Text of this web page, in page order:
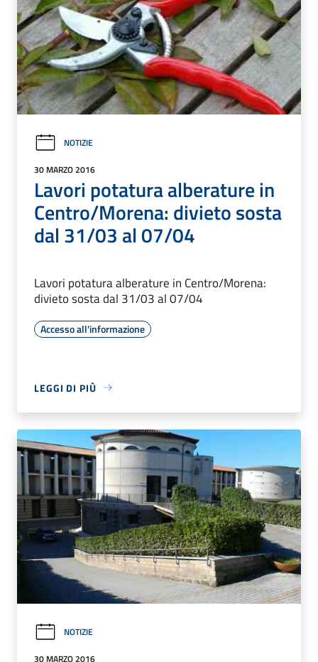
NOTIZIE
30 MARZO 2016
Lavori potatura alberature in
Centro/Morena: divieto sosta
dal 31/03 al 07/04
Lavori potatura alberature in Centro/Morena:
divieto sosta dal 31/03 al 07/04
Accesso all'informazione
LEGGI DI PIÙ
NOTIZIE
30 MARZO 2016